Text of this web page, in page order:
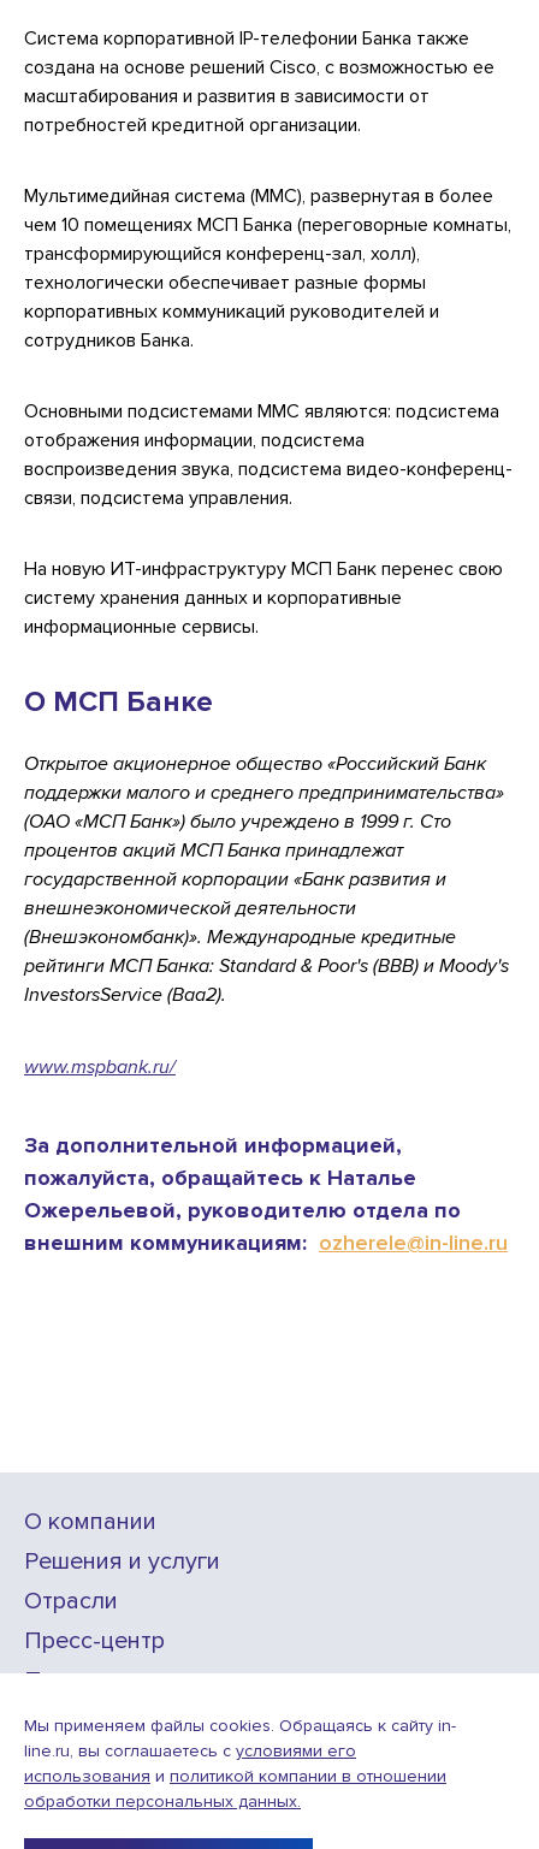
Система корпоративной IP-телефонии Банка также
создана на основе решений Cisco, с возможностью ее
масштабирования и развития в зависимости от
потребностей кредитной организации.
Мультимедийная система (ММС), развернутая в более
чем 10 помещениях МСП Банка (переговорные комнаты,
трансформирующийся конференц-зал, холл),
технологически обеспечивает разные формы
корпоративных коммуникаций руководителей и
сотрудников Банка.
Основными подсистемами ММС являются: подсистема
отображения информации, подсистема
воспроизведения звука, подсистема видео-конференц-
связи, подсистема управления.
На новую ИТ-инфраструктуру МСП Банк перенес свою
систему хранения данных и корпоративные
информационные сервисы.
О МСП Банке
Открытое акционерное общество «Российский Банк
поддержки малого и среднего предпринимательства»
(ОАО «МСП Банк») было учреждено в 1999 г. Сто
процентов акций МСП Банка принадлежат
государственной корпорации «Банк развития и
внешнеэкономической деятельности
(Внешэкономбанк)». Международные кредитные
рейтинги МСП Банка: Standard & Poor's (BBB) и Moody's
InvestorsService (Baa2).
www.mspbank.ru/
За дополнительной информацией,
пожалуйста, обращайтесь к Наталье
Ожерельевой, руководителю отдела по
внешним коммуникациям: ozherele@in-line.ru
О компании
Решения и услуги
Отрасли
Пресс-центр
Проекты
Карьера
ИТ-аккредитация
Условия использования веб-сайта
Мы применяем файлы cookies. Обращаясь к сайту in-
line.ru, вы соглашаетесь с условиями его
использования и политикой компании в отношении
обработки персональных данных.